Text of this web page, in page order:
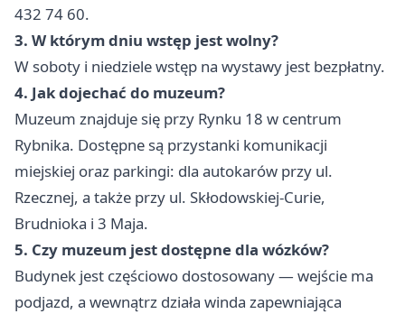
432 74 60.
3. W którym dniu wstęp jest wolny?
W soboty i niedziele wstęp na wystawy jest bezpłatny.
4. Jak dojechać do muzeum?
Muzeum znajduje się przy Rynku 18 w centrum
Rybnika. Dostępne są przystanki komunikacji
miejskiej oraz parkingi: dla autokarów przy ul.
Rzecznej, a także przy ul. Skłodowskiej-Curie,
Brudnioka i 3 Maja.
5. Czy muzeum jest dostępne dla wózków?
Budynek jest częściowo dostosowany — wejście ma
podjazd, a wewnątrz działa winda zapewniająca